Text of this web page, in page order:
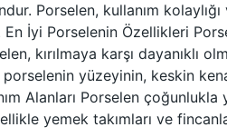
Porselen, kullanım
İyi Porselenin Özellikleri
kırılmaya karşı dayanıklı
yüzeyinin, keskin
Alanları Porselen çoğunlukla
yemek takımları ve